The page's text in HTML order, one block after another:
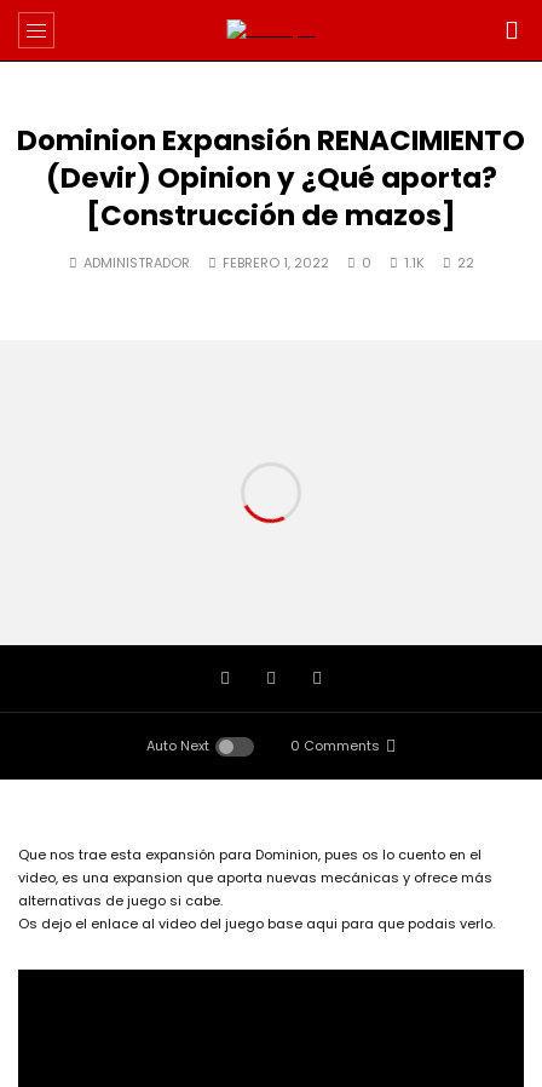
Dominion Expansión RENACIMIENTO
(Devir) Opinion y ¿Qué aporta?
[Construcción de mazos]
ADMINISTRADOR FEBRERO 1, 2022 0 1.1K 22
Auto Next 0 Comments
Que nos trae esta expansión para Dominion, pues os lo cuento en el
video, es una expansion que aporta nuevas mecánicas y ofrece más
alternativas de juego si cabe.
Os dejo el enlace al video del juego base aqui para que podais verlo.